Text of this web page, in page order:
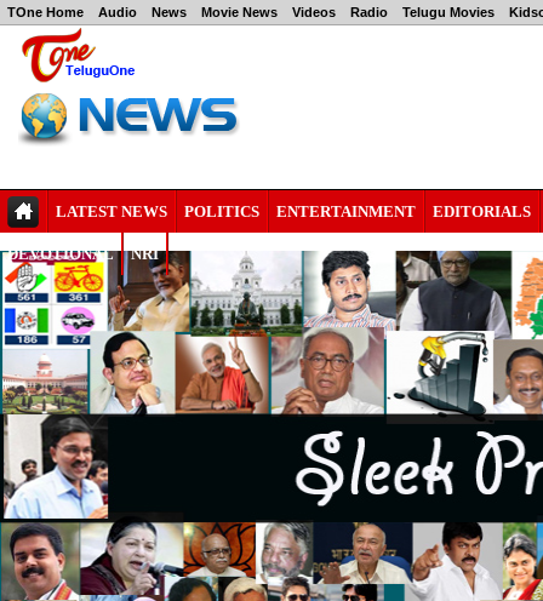
TOne Home Audio News Movie News Videos Radio Telugu Movies
LATEST NEWS POLITICS ENTERTAINMENT EDITORIALS
DEVOTIONAL NRI